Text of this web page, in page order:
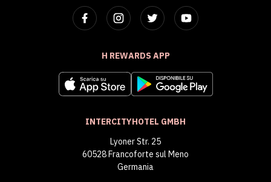
H REWARDS APP
INTERCITYHOTEL GMBH
Lyoner Str. 25
60528 Francoforte sul Meno
Germania